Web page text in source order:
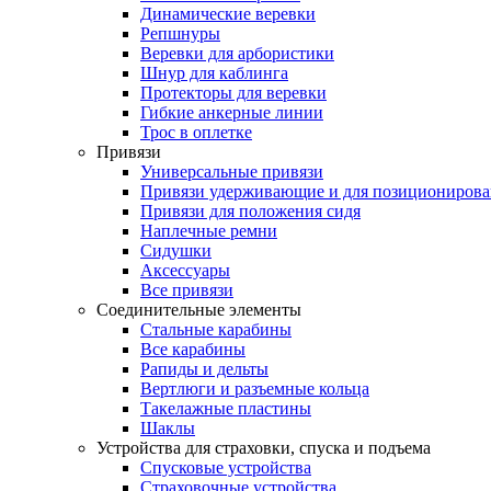
Динамические веревки
Репшнуры
Веревки для арбористики
Шнур для каблинга
Протекторы для веревки
Гибкие анкерные линии
Трос в оплетке
Привязи
Универсальные привязи
Привязи удерживающие и для
Привязи для положения сидя
Наплечные ремни
Сидушки
Аксессуары
Все привязи
Соединительные элементы
Стальные карабины
Все карабины
Рапиды и дельты
Вертлюги и разъемные кольца
Такелажные пластины
Шаклы
Устройства для страховки, спуска и подъема
Спусковые устройства
Страховочные устройства